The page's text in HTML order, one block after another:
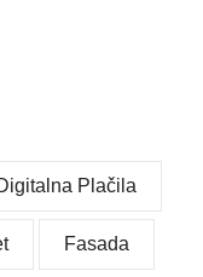
Plačila
Fasada